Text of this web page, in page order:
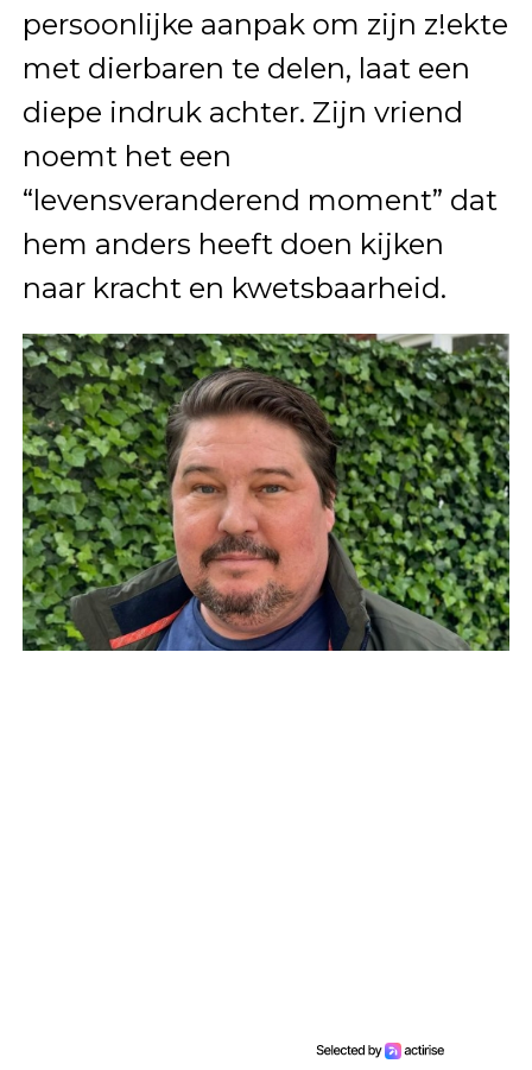
persoonlijke aanpak om zijn z!ekte
met dierbaren te delen, laat een
diepe indruk achter. Zijn vriend
noemt het een
“levensveranderend moment” dat
hem anders heeft doen kijken
naar kracht en kwetsbaarheid.